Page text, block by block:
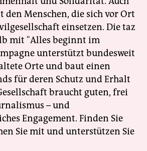
Menschen, die sich vor Ort
einsetzen. Die taz
mit "Alles beginnt im
unterstützt bundesweit
Orte und baut einen
für deren Schutz und Erhalt
braucht guten, frei
– und
Engagement. Finden Sie
Sie mit und unterstützen Sie